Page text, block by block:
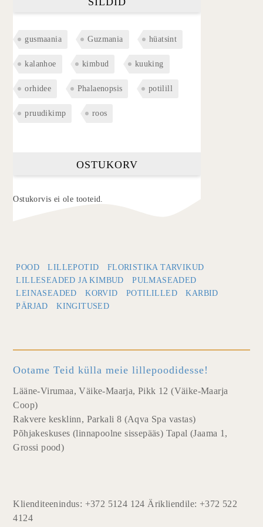
gusmaania Guzmania hüatsint
kalanhoe kimbud kuuking
orhidee Phalaenopsis potilill
pruudikimp roos
OSTUKORV
Ostukorvis ei ole tooteid.
POOD LILLEPOTID
FLORISTIKA TARVIKUD
LILLESEADED JA KIMBUD
PULMASEADED
LEINASEADED
KORVID POTILILLED
KARBID
PÄRJAD
KINGITUSED
Ootame Teid külla meie lillepoodidesse!
Lääne-Virumaa, Väike-Maarja, Pikk 12 (Väike-Maarja
Coop)
Rakvere kesklinn, Parkali 8 (Aqva Spa vastas)
Põhjakeskuses (linnapoolne sissepääs) Tapal (Jaama 1,
Grossi pood)
Klienditeenindus: +372 5124 124 Ärikliendile: +372 522
4124